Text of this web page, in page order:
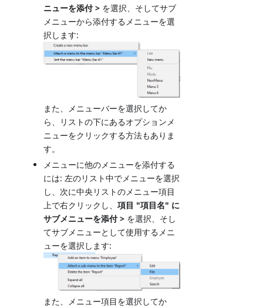
ニューを添付 > を選択、そしてサブ
メニューから添付するメニューを選
択します:
また、メニューバーを選択してか
ら、リストの下にあるオプションメ
ニューをクリックする方法もありま
す。
メニューに他のメニューを添付する
には: 左のリスト中でメニューを選択
し、次に中央リストのメニュー項目
上で右クリックし、項目 "項目名" に
サブメニューを添付 > を選択、そし
てサブメニューとして使用するメニ
ューを選択します:
また、メニュー項目を選択してか